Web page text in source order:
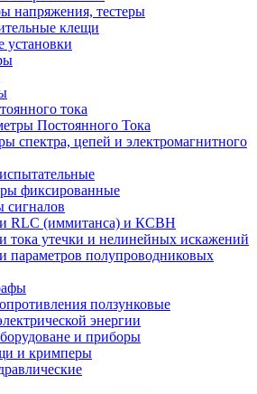
напряжения, тестеры
клещи
тока
Постоянного Тока
спектра, цепей и электромагнитного
фиксированные
сигналов
RLC (иммитанса) и КСВН
тока утечки и нелинейных искажений
параметров полупроводниковых
ползунковые
энергии
и приборы
и кримперы